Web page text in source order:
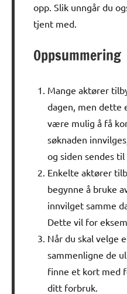
opp. Slik unngår du
tjent med.
Oppsummering
Mange aktører
dagen, men dette
være mulig å få
søknaden
og siden sendes til
Enkelte aktører
begynne å bruke
innvilget samme
Dette vil for
Når du skal velge
sammenligne de
finne et kort med
ditt forbruk.